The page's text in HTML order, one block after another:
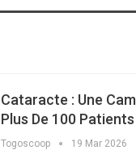
Cataracte : Une
Plus De 100
Togoscoop 19 Mar 2026